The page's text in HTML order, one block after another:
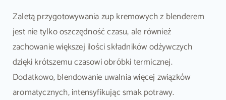
Zaletą przygotowywania zup kremowych z blenderem
jest nie tylko oszczędność czasu, ale również
zachowanie większej ilości składników odżywczych
dzięki krótszemu czasowi obróbki termicznej.
Dodatkowo, blendowanie uwalnia więcej związków
aromatycznych, intensyfikując smak potrawy.